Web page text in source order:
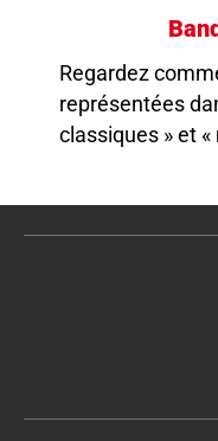
Regardez
représentées
classiques » et «